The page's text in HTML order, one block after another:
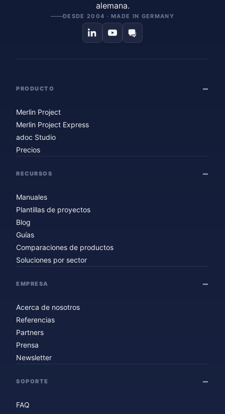
alemana.
DESDE 2004 · MADE IN GERMANY
PRODUCTO
Merlin Project
Merlin Project Express
adoc Studio
Precios
RECURSOS
Manuales
Plantillas de proyectos
Blog
Guías
Comparaciones de productos
Soluciones por sector
EMPRESA
Acerca de nosotros
Referencias
Partners
Prensa
Newsletter
SOPORTE
FAQ